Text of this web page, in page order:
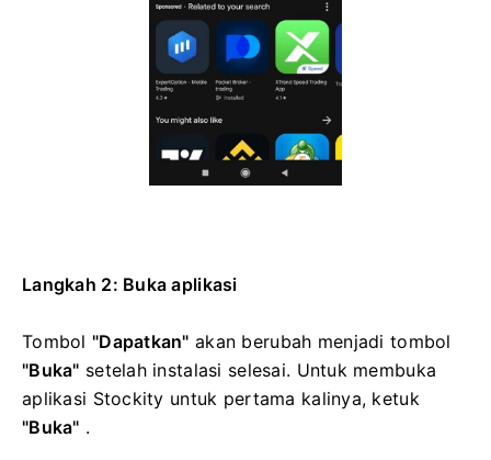
Langkah 2: Buka aplikasi
Tombol "Dapatkan" akan berubah menjadi tombol
"Buka" setelah instalasi selesai. Untuk membuka
aplikasi Stockity untuk pertama kalinya, ketuk
"Buka" .